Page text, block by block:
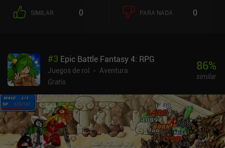
SIMILAR 0 PARA NADA 0
#3 Epic Battle Fantasy 4: RPG
Juegos de rol
Aventura
Gratis
86%
similar